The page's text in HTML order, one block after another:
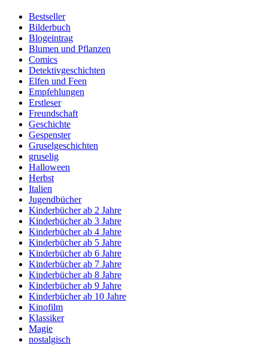
Bestseller
Bilderbuch
Blogeintrag
Blumen und Pflanzen
Comics
Detektivgeschichten
Elfen und Feen
Empfehlungen
Erstleser
Freundschaft
Geschichte
Gespenster
Gruselgeschichten
gruselig
Halloween
Herbst
Italien
Jugendbücher
Kinderbücher ab 2 Jahre
Kinderbücher ab 3 Jahre
Kinderbücher ab 4 Jahre
Kinderbücher ab 5 Jahre
Kinderbücher ab 6 Jahre
Kinderbücher ab 7 Jahre
Kinderbücher ab 8 Jahre
Kinderbücher ab 9 Jahre
Kinderbücher ab 10 Jahre
Kinofilm
Klassiker
Magie
nostalgisch